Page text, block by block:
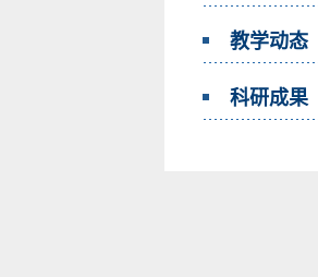
教学动态
科研成果